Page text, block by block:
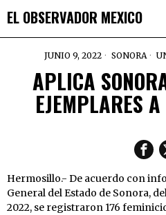
EL OBSERVADOR MEXICO
JUNIO 9, 2022 SONORA
APLICA
EJEMPLARES
Hermosillo.- De acuerdo con
General del Estado de Sonora,
2022, se registraron 176